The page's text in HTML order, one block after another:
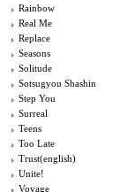
Rainbow
Real Me
Replace
Seasons
Solitude
Sotsugyou Shashin
Step You
Surreal
Teens
Too Late
Trust(english)
Unite!
Voyage